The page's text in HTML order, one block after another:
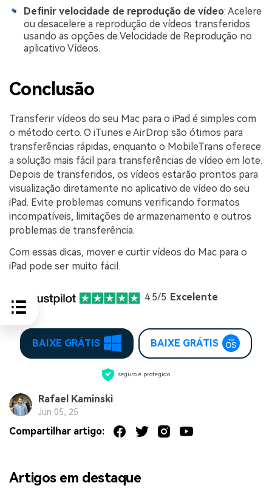
Definir velocidade de reprodução de vídeo: Acelere
ou desacelere a reprodução de vídeos transferidos
usando as opções de Velocidade de Reprodução no
aplicativo Vídeos.
Conclusão
Transferir vídeos do seu Mac para o iPad é simples com
o método certo. O iTunes e AirDrop são ótimos para
transferências rápidas, enquanto o MobileTrans oferece
a solução mais fácil para transferências de vídeo em lote.
Depois de transferidos, os vídeos estarão prontos para
visualização diretamente no aplicativo de vídeo do seu
iPad. Evite problemas comuns verificando formatos
incompatíveis, limitações de armazenamento e outros
problemas de transferência.
Com essas dicas, mover e curtir vídeos do Mac para o
iPad pode ser muito fácil.
4.5/5 Excelente
BAIXE GRÁTIS BAIXE GRÁTIS
seguro e protegido
Rafael Kaminski
Jun 05, 25
Compartilhar artigo:
Artigos em destaque